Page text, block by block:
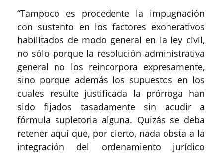
“Tampoco es procedente la impugnación
con sustento en los factores exonerativos
habilitados de modo general en la ley civil,
no sólo porque la resolución administrativa
general no los reincorpora expresamente,
sino porque además los supuestos en los
cuales resulte justificada la prórroga han
sido fijados tasadamente sin acudir a
fórmula supletoria alguna. Quizás se deba
retener aquí que, por cierto, nada obsta a la
integración del ordenamiento jurídico